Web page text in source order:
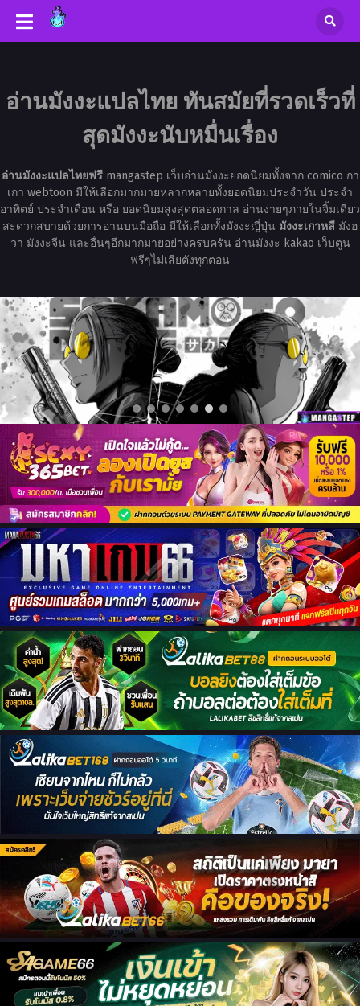
อ่านมังงะแปลไทย ทันสมัยที่รวดเร็วที่
สุดมังงะนับหมื่นเรื่อง
อ่านมังงะแปลไทยฟรีmangastep เว็บอ่านมังงะยอดนิยมทั้งจาก comico กา
เกา webtoon มีให้เลือกมากมายหลากหลายทั้งยอดนิยมประจำวัน ประจำ
อาทิตย์ ประจำเดือน หรือ ยอดนิยมสูงสุดตลอดกาล อ่านง่ายๆภายในจิ้มเดียว
สะดวกสบายด้วยการอ่านบนมือถือ มีให้เลือกทั้งมังงะญี่ปุ่น มังงะเกาหลีมังฮ
วา มังงะจีน และอื่นๆอีกมากมายอย่างครบครัน อ่านมังงะ kakao เว็บตูน
ฟรีๆไม่เสียตังทุกตอน